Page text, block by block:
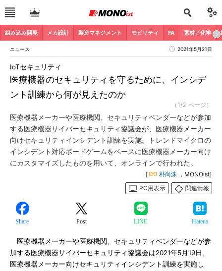
組み込み開発 メカ設計 製造マネジメント モビリティ FA 素材／化学
ニュース 2021年5月21日
医療機器のセキュリティを守るために、インシデ
ント訓練から何が見えたのか
IoTセキュリティ
（1/2 ページ）
医療機器メーカーや医療機関、セキュリティベンダーなどが参加
する医療機器サイバーセキュリティ協議会が、医療機器メーカー
向けセキュリティインシデント訓練を実施。トレンドマイクロの
インシデント対応ボードゲームをベースに医療機器メーカー向け
にカスタマイズしたものを用いて、オンラインで行われた。
[ 朴尚洙 ，MONOist]
PC用表示
関連情報
Share Post LINE Hatena
医療機器メーカーや医療機関、セキュリティベンダーなどが参
加する医療機器サイバーセキュリティ協議会は2021年5月19日、
医療機器メーカー向けセキュリティインシデント訓練を実施し